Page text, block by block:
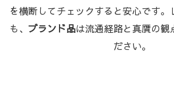
を横断してチェックすると安心です
も、 ブランド品は流通経路と真贋の観
ださい。